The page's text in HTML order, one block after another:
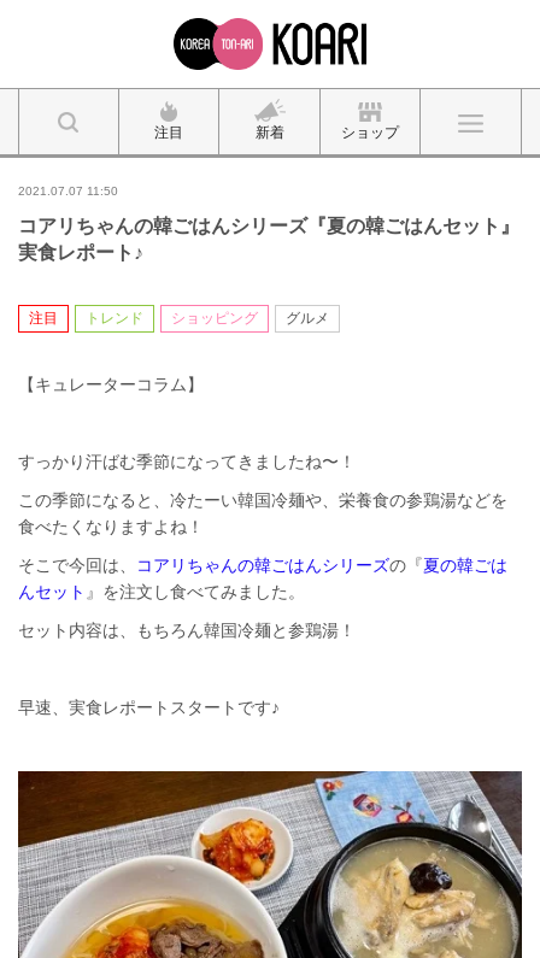
注目 新着 ショップ
2021.07.07 11:50
コアリちゃんの韓ごはんシリーズ『夏の韓ごはんセット』
実食レポート♪
注目 トレンド ショッピング グルメ
【キュレーターコラム】
すっかり汗ばむ季節になってきましたね〜！
この季節になると、冷たーい韓国冷麺や、栄養食の参鶏湯などを
食べたくなりますよね！
そこで今回は、
コアリちゃんの韓ごはんシリーズの『夏の韓ごは
んセット 』を注文し食べてみました。
セット内容は、もちろん韓国冷麺と参鶏湯！
早速、実食レポートスタートです♪